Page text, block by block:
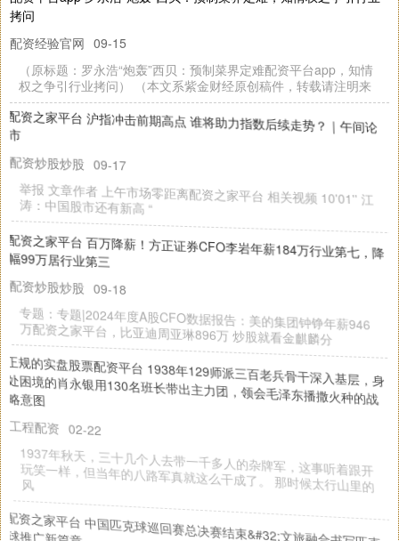
拷问
配资经验官网 09-15
（原标题：罗永浩“炮轰”西贝：预制菜界定难配资平台app，知情
权之争引行业拷问） （本文系紫金财经原创稿件，转载请注明来
配资之家平台 沪指冲击前期高点 谁将助力指数后续走势？｜午间论
市
配资炒股炒股 09-17
举报 文章作者 上午市场零距离配资之家平台 相关视频 10'01'' 江
涛：中国股市还有新高 “
配资之家平台 百万降薪！方正证券CFO李岩年薪184万行业第七，降
幅99万居行业第三
配资炒股炒股 09-18
专题：专题|2024年度A股CFO数据报告：美的集团钟铮年薪946
万配资之家平台，比亚迪周亚琳896万 炒股就看金麒麟分
正规的实盘股票配资平台 1938年129师派三百老兵骨干深入基层，身
处困境的肖永银用130名班长带出主力团，领会毛泽东播撒火种的战
略意图
工程配资 02-22
1937年秋天，三十几个人去带一千多人的杂牌军，这事听着跟开
玩笑一样，但当年的八路军真就这么干成了。 那时候太行山里的
风
配资之家平台 中国匹克球巡回赛总决赛结束&#32;文旅融合书写匹克